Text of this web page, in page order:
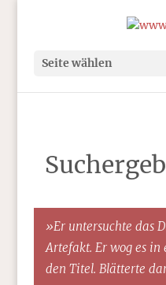
Seite wählen
»Er untersuchte das
Artefakt. Er wog es
den Titel. Blätterte